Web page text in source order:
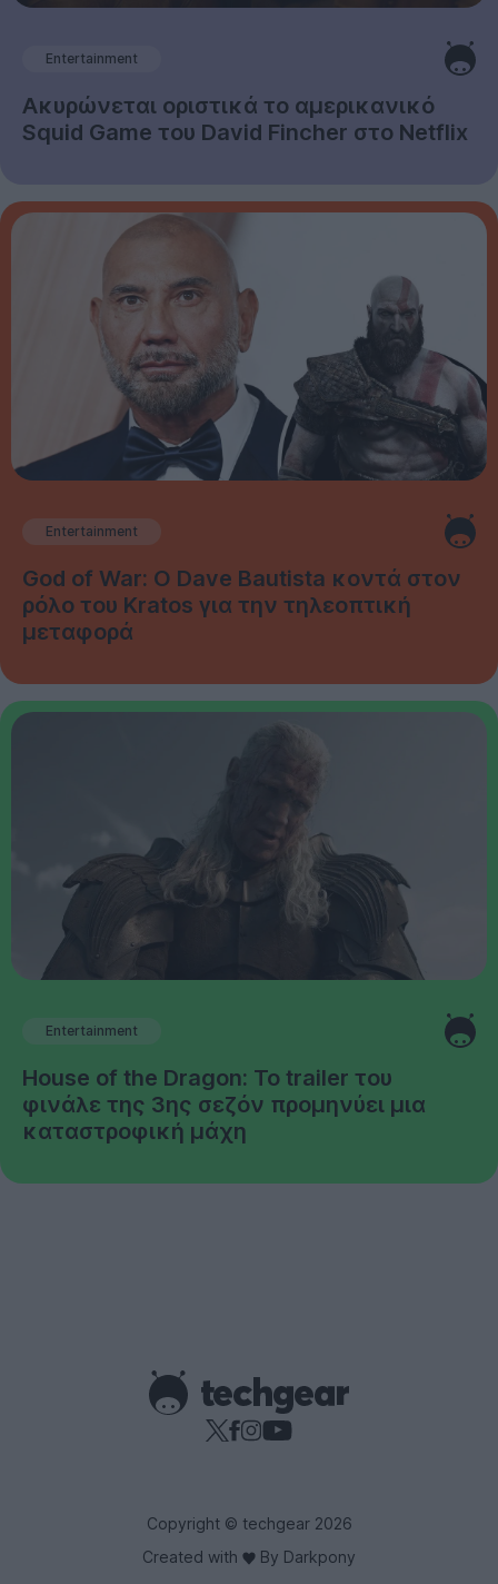
Entertainment
Ακυρώνεται οριστικά το αμερικανικό
Squid Game του David Fincher στο Netflix
Entertainment
God of War: Ο Dave Bautista κοντά στον
ρόλο του Kratos για την τηλεοπτική
μεταφορά
Entertainment
House of the Dragon: Το trailer του
φινάλε της 3ης σεζόν προμηνύει μια
καταστροφική μάχη
Copyright © techgear 2026
Created with
By Darkpony